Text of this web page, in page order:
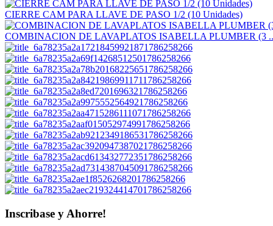
CIERRE CAM PARA LLAVE DE PASO 1/2 (10 Unidades)
COMBINACION DE LAVAPLATOS ISABELLA PLUMBER (3
Inscribase y Ahorre!